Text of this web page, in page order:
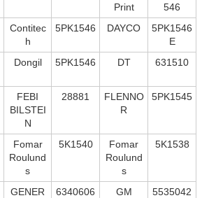
Print
546
Contitec
h
5PK1546 DAYCO
5PK1546
E
Dongil 5PK1546 DT 631510
FEBI
BILSTEI
N
28881
FLENNO
R
5PK1545
Fomar
Roulund
s
5K1540
Fomar
Roulund
s
5K1538
GENER
6340606 GM
5535042